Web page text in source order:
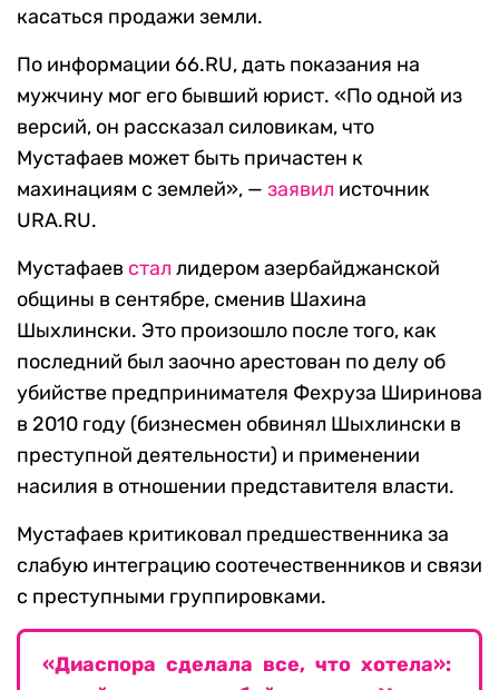
касаться продажи земли.
По информации 66.RU, дать показания на
мужчину мог его бывший юрист. «По одной из
версий, он рассказал силовикам, что
Мустафаев может быть причастен к
махинациям с землей», — заявил источник
URA.RU.
Мустафаев стал лидером азербайджанской
общины в сентябре, сменив Шахина
Шыхлински. Это произошло после того, как
последний был заочно арестован по делу об
убийстве предпринимателя Фехруза Ширинова
в 2010 году (бизнесмен обвинял Шыхлински в
преступной деятельности) и применении
насилия в отношении представителя власти.
Мустафаев критиковал предшественника за
слабую интеграцию соотечественников и связи
с преступными группировками.
«Диаспора сделала все, что хотела»: